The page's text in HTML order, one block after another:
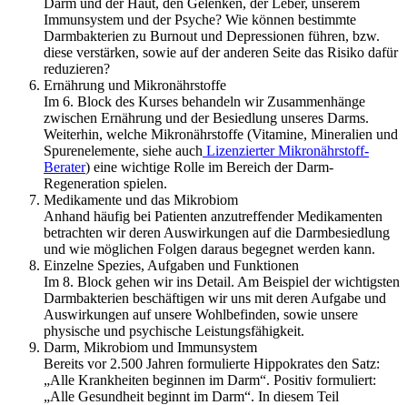
Immunsystem und der Psyche? Wie können bestimmte
Darmbakterien zu Burnout und Depressionen führen, bzw.
diese verstärken, sowie auf der anderen Seite das Risiko dafür
reduzieren?
Ernährung und Mikronährstoffe
Im 6. Block des Kurses behandeln wir Zusammenhänge
zwischen Ernährung und der Besiedlung unseres Darms.
Weiterhin, welche Mikronährstoffe (Vitamine, Mineralien und
Spurenelemente, siehe auch Lizenzierter Mikronährstoff-
Berater) eine wichtige Rolle im Bereich der Darm-
Regeneration spielen.
Medikamente und das Mikrobiom
Anhand häufig bei Patienten anzutreffender Medikamenten
betrachten wir deren Auswirkungen auf die Darmbesiedlung
und wie möglichen Folgen daraus begegnet werden kann.
Einzelne Spezies, Aufgaben und Funktionen
Im 8. Block gehen wir ins Detail. Am Beispiel der wichtigsten
Darmbakterien beschäftigen wir uns mit deren Aufgabe und
Auswirkungen auf unsere Wohlbefinden, sowie unsere
physische und psychische Leistungsfähigkeit.
Darm, Mikrobiom und Immunsystem
Bereits vor 2.500 Jahren formulierte Hippokrates den Satz:
„Alle Krankheiten beginnen im Darm“. Positiv formuliert:
„Alle Gesundheit beginnt im Darm“. In diesem Teil